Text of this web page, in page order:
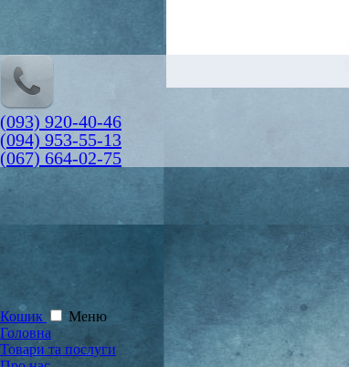
(093) 920-40-46
(094) 953-55-13
(067) 664-02-75
Кошик
Меню
Головна
Товари та послуги